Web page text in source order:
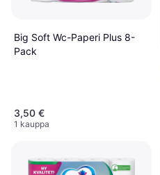
Big Soft Wc-Paperi Plus 8-
Pack
3,50 €
1 kauppa